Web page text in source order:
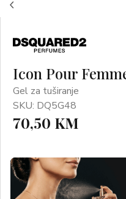
Icon Pour
Gel za tuširanje
SKU: DQ5G48
70,50 KM